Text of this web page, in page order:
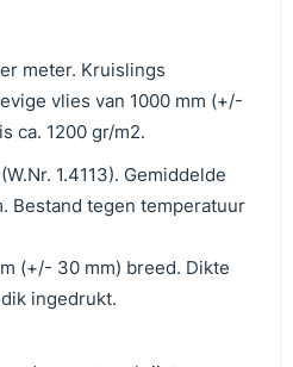
meter. Kruislings
vlies van 1000 mm (+/-
ca. 1200 gr/m2.
1.4113). Gemiddelde
Bestand tegen temperatuur
(+/- 30 mm) breed. Dikte
ingedrukt.